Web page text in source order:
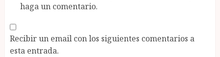
haga un comentario.
Recibir un email con los siguientes comentarios a
esta entrada.